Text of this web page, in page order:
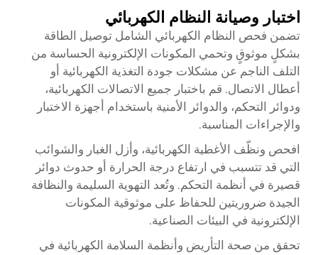
اختبار وصيانة النظام الكهربائي
تضمن فحص النظام الكهربائي الشامل توصيل الطاقة
بشكلٍ موثوقٍ وتحمي المكونات الإلكترونية الحساسة من
التلف الناجم عن مشكلات جودة التغذية الكهربائية أو
أعطال الاتصال. قم باختبار جميع الاتصالات الكهربائية،
ودوائر التحكم، والدوائر الأمنية باستخدام أجهزة الاختبار
والإجراءات المناسبة.
افحص ونظّف الأغطية الكهربائية، وأزل الغبار والشوائب
التي قد تتسبب في ارتفاع درجة الحرارة أو حدوث دوائر
قصيرة في أنظمة التحكم. وتُعد التهوية السليمة والنظافة
الجيدة ضروريتين للحفاظ على موثوقية المكونات
الإلكترونية في البيئات الصناعية.
تحقق من صحة التأريض وأنظمة السلامة الكهربائية في